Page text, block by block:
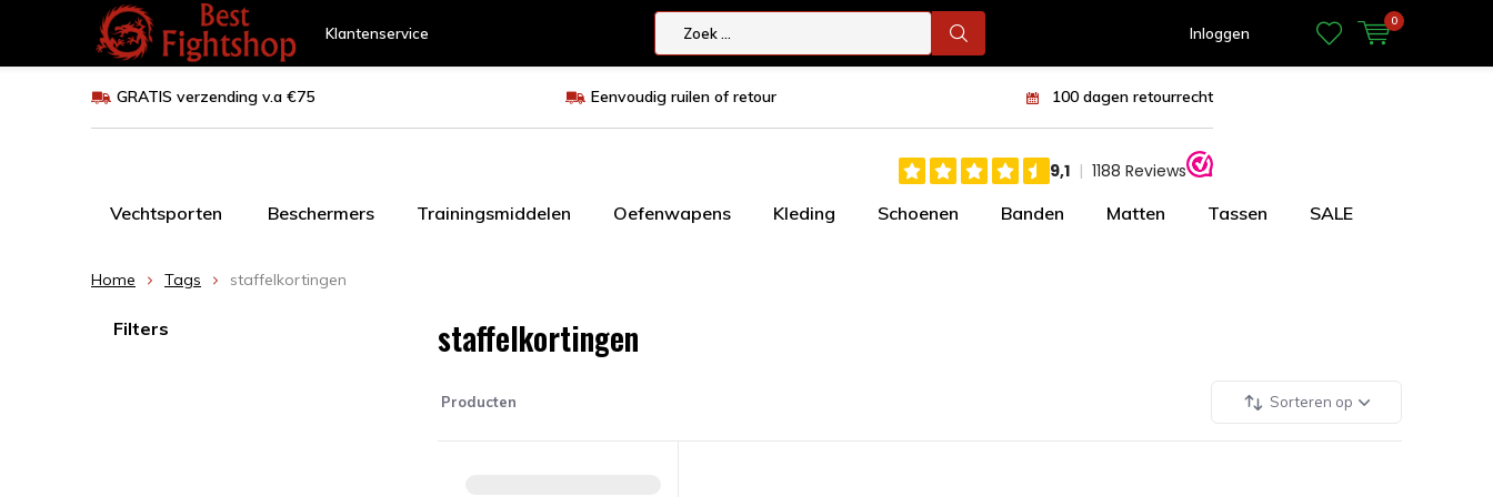
Klantenservice Inloggen
0
GRATIS verzending v.a €75 Eenvoudig ruilen of retour 100 dagen retourrecht
Vechtsporten Beschermers Trainingsmiddelen Oefenwapens Kleding Schoenen Banden Matten Tassen SALE
Home Tags staffelkortingen
Filters staffelkortingen
Producten Sorteren op